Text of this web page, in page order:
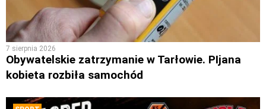
7 sierpnia 2026
Obywatelskie zatrzymanie w Tarłowie. PIjana
kobieta rozbiła samochód